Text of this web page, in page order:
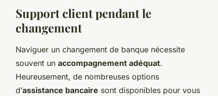
Support client pendant le
changement
Naviguer un changement de banque nécessite
souvent un accompagnement adéquat.
Heureusement, de nombreuses options
d’assistance bancaire sont disponibles pour vous